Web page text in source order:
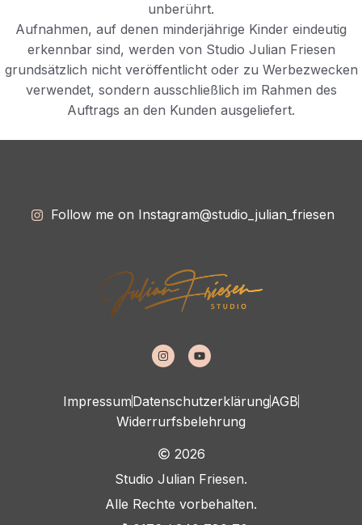
unberührt.
Aufnahmen, auf denen minderjährige Kinder eindeutig
erkennbar sind, werden von Studio Julian Friesen
grundsätzlich nicht veröffentlicht oder zu Werbezwecken
verwendet, sondern ausschließlich im Rahmen des
Auftrags an den Kunden ausgeliefert.
Follow me on Instagram@studio_julian_friesen
ImpressumDatenschutzerklärungAGB
Widerrurfsbelehrung
2026
Studio Julian Friesen.
Alle Rechte vorbehalten.